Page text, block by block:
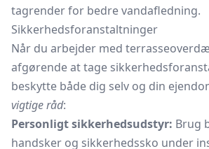
tagrender for bedre vandafledning.
Sikkerhedsforanstaltninger
Når du arbejder med
afgørende at tage
beskytte både dig selv og din
vigtige råd:
Personligt sikkerhedsudstyr: Brug
handsker og sikkerhedssko under